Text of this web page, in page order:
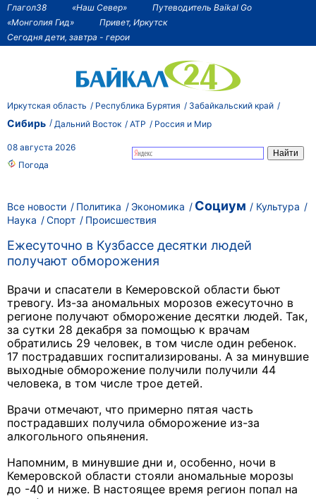
Глагол38 «Наш Север»
Путеводитель Baikal Go
«Монголия Гид»
Привет, Иркутск
Сегодня дети, завтра - герои
Иркутская область Республика Бурятия Забайкальский край
Сибирь Дальний Восток АТР Россия и Мир
08 августа 2026
Погода
Все новости Политика Экономика Социум
Культура
Наука
Спорт Происшествия
Ежесуточно в Кузбассе десятки людей
получают обморожения
Врачи и спасатели в Кемеровской области бьют
тревогу. Из-за аномальных морозов ежесуточно в
регионе получают обморожение десятки людей. Так,
за сутки 28 декабря за помощью к врачам
обратились 29 человек, в том числе один ребенок.
17 пострадавших госпитализированы. А за минувшие
выходные обморожение получили получили 44
человека, в том числе трое детей.
Врачи отмечают, что примерно пятая часть
пострадавших получила обморожение из-за
алкогольного опьянения.
Напомним, в минувшие дни и, особенно, ночи в
Кемеровской области стояли аномальные морозы
до -40 и ниже. В настоящее время регион попал на